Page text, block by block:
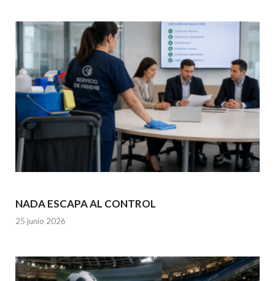
NADA ESCAPA AL CONTROL
25 junio 2026